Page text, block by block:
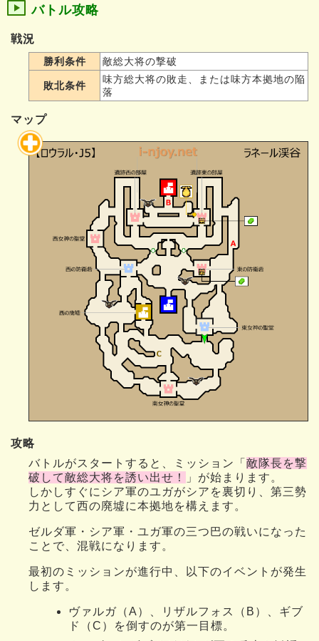
バトル攻略
戦況
勝利条件 敵総大将の撃破
敗北条件
味方総大将の敗走、または味方本拠地の陥
落
マップ
攻略
バトルがスタートすると、ミッション「 敵隊長を撃
破して敵総大将を誘い出せ！
」が始まります。
しかしすぐにシア軍のユガがシアを裏切り、第三勢
力として西の廃墟に本拠地を構えます。
ゼルダ軍・シア軍・ユガ軍の三つ巴の戦いになった
ことで、混戦になります。
最初のミッションが進行中、以下のイベントが発生
します。
ヴァルガ（A）、リザルフォス（B）、ギブ
ド（C）を倒すのが第一目標。